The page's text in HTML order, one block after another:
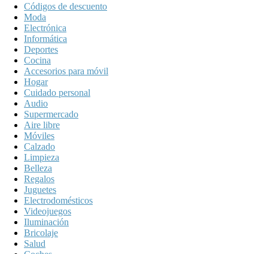
Códigos de descuento
Moda
Electrónica
Informática
Deportes
Cocina
Accesorios para móvil
Hogar
Cuidado personal
Audio
Supermercado
Aire libre
Móviles
Calzado
Limpieza
Belleza
Regalos
Juguetes
Electrodomésticos
Videojuegos
Iluminación
Bricolaje
Salud